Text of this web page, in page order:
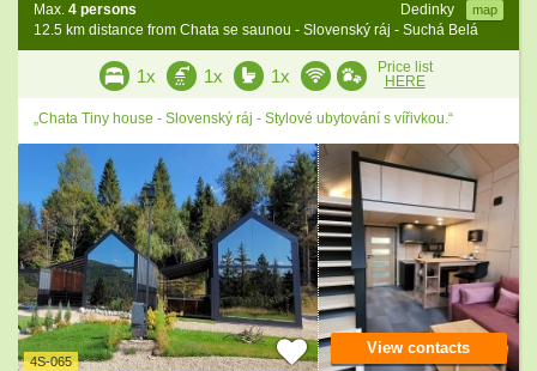
Dedinky map
Max. 4 persons
12.5 km distance from Chata se saunou - Slovenský ráj - Suchá Belá
1x 1x 1x
Price list
HERE
„Chata Tiny house - Slovenský ráj - Stylové ubytování s vířivkou.“
4S-065
View contacts